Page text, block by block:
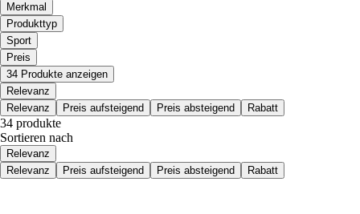
Merkmal
Produkttyp
Sport
Preis
34 Produkte anzeigen
Relevanz
Relevanz
Preis aufsteigend Preis absteigend Rabatt
34 produkte
Sortieren nach
Relevanz
Relevanz
Preis aufsteigend Preis absteigend Rabatt